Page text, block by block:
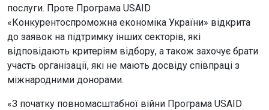
послуги. Проте Програма USAID
«Конкурентоспроможна економіка України» відкрита
до заявок на підтримку інших секторів, які
відповідають критеріям відбору, а також захочує брати
участь організації, які не мають досвіду співпраці з
міжнародними донорами.
«З початку повномасштабної війни Програма USAID